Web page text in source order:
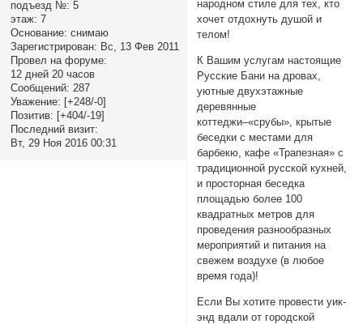
подъезд №: 5
этаж: 7
Основание: снимаю
Зарегистрирован: Вс, 13 Фев 2011
Провел на форуме:
12 дней 20 часов
Сообщений: 287
Уважение: [+248/-0]
Позитив: [+404/-19]
Последний визит:
Вт, 29 Ноя 2016 00:31
народном стиле для тех, кто
хочет отдохнуть душой и
телом!
К Вашим услугам настоящие
Русские Бани на дровах,
уютные двухэтажные
деревянные
коттеджи–«срубы», крытые
беседки с местами для
барбекю, кафе «Трапезная» с
традиционной русской кухней,
и просторная беседка
площадью более 100
квадратных метров для
проведения разнообразных
мероприятий и питания на
свежем воздухе (в любое
время года)!
Если Вы хотите провести уик-
энд вдали от городской